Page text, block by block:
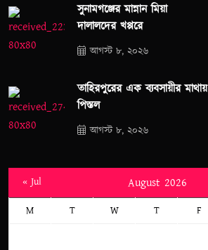
সুনামগঞ্জের মান্নান মিয়া
দালালদের খপ্পরে
আগস্ট ৮, ২০২৬
তাহিরপুরের এক ব্যবসায়ীর মাথায়
পিস্তল
আগস্ট ৮, ২০২৬
August 2026
M T W T F
« Jul